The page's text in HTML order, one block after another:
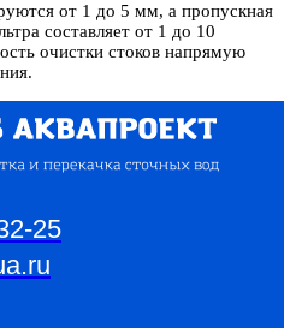
от 1 до 5 мм, а пропускная
составляет от 1 до 10
очистки стоков напрямую
25